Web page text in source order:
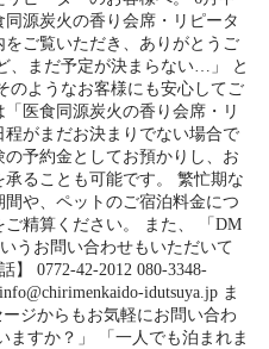
源炭火の香り会席・リピータ
ご覧いただき、ありがとうご
、まだ予定が決まらない…」 と
のようなお客様にも安心してご
医食同源炭火の香り会席・リ
がまだお決まりでない場合で
予約金としてお預かりし、お
ることも可能です。 繁忙期な
や、ペットのご宿泊料金につ
精算ください。 また、 「DM
うお問い合わせもいただいて
】 0772-42-2012 080-3348-
idutsuya.jp ま
ージからもお気軽にお問い合わ
ますか？」 「一人でも泊まれま